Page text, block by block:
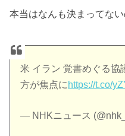
本当はなんも決まってない
米 イラン 覚書めぐる協
方が焦点に https://t.co/
— NHKニュース